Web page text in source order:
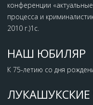
конференции
процесса и
2010 г.)1с.
НАШ ЮБИЛЯР
К 75-летию со дня
ЛУКАШУКСКИЕ